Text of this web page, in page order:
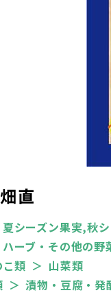
直
夏シーズン果実,秋
ハーブ・その他の
類
山菜類
漬物・豆腐・発